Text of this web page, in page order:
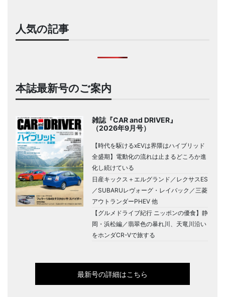
人気の記事
本誌最新号のご案内
雑誌『CAR and DRIVER』
（2026年9月号）
【時代を駆けるxEVは界隈はハイブリッド
全盛期】電動化の流れは止まるどころか進
化し続けている
日産キックス＋エルグランド／レクサスES
／SUBARUレヴォーグ・レイバック／三菱
アウトランダーPHEV 他
【グルメドライブ紀行 ニッポンの優食】静
岡・浜松編／翡翠色の暴れ川、天竜川沿い
をホンダCR-Vで旅する
最新号の詳細はこちら